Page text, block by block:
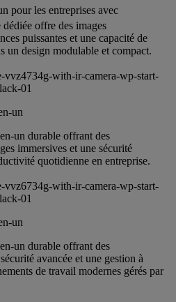
pour les entreprises avec
offre des images
puissantes et une capacité de
un design modulable et compact.
un
un durable offrant des
immersives et une sécurité
quotidienne en entreprise.
un
un durable offrant des
avancée et une gestion à
de travail modernes gérés par